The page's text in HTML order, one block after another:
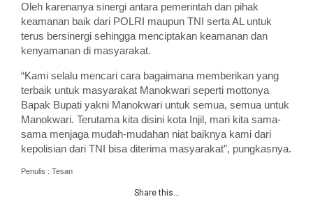
Oleh karenanya sinergi antara pemerintah dan pihak
keamanan baik dari POLRI maupun TNI serta AL untuk
terus bersinergi sehingga menciptakan keamanan dan
kenyamanan di masyarakat.
“Kami selalu mencari cara bagaimana memberikan yang
terbaik untuk masyarakat Manokwari seperti mottonya
Bapak Bupati yakni Manokwari untuk semua, semua untuk
Manokwari. Terutama kita disini kota Injil, mari kita sama-
sama menjaga mudah-mudahan niat baiknya kami dari
kepolisian dari TNI bisa diterima masyarakat”, pungkasnya.
Penulis : Tesan
Share this...